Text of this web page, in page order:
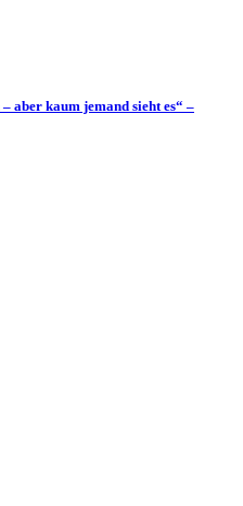
aber kaum jemand sieht es“ –